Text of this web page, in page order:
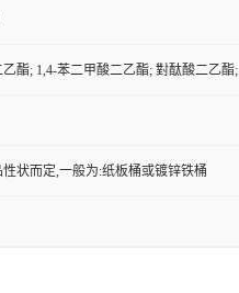
酯; 1,4-苯二甲酸二乙酯; 對酞酸二乙酯;
状而定,一般为:纸板桶或镀锌铁桶